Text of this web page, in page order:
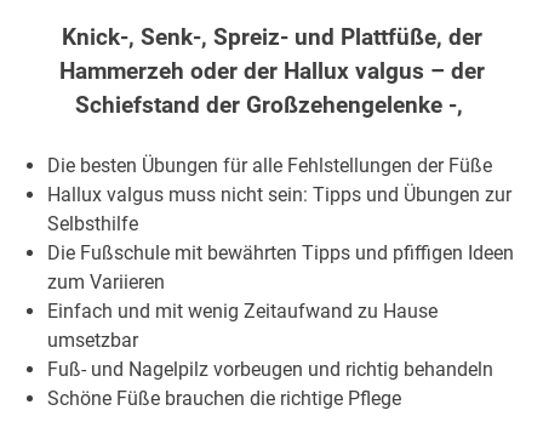
Knick-, Senk-, Spreiz- und Plattfüße, der
Hammerzeh oder der Hallux valgus – der
Schiefstand der Großzehengelenke -,
Die besten Übungen für alle Fehlstellungen der Füße
Hallux valgus muss nicht sein: Tipps und Übungen zur
Selbsthilfe
Die Fußschule mit bewährten Tipps und pfiffigen Ideen
zum Variieren
Einfach und mit wenig Zeitaufwand zu Hause
umsetzbar
Fuß- und Nagelpilz vorbeugen und richtig behandeln
Schöne Füße brauchen die richtige Pflege